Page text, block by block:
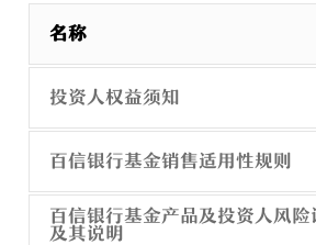
名称
投资人权益须知
百信银行基金销售适用性规则
百信银行基金产品及投资人风险
及其说明